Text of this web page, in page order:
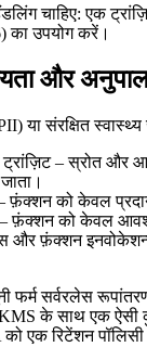
हैंडलिंग चाहिए: एक
का उपयोग करें।
और
या संरक्षित
– स्रोत और
फ़ंक्शन को केवल
– फ़ंक्शन को केवल
फ़ंक्शन
फर्म सर्वरलेस
के साथ एक
एक रिटेंशन